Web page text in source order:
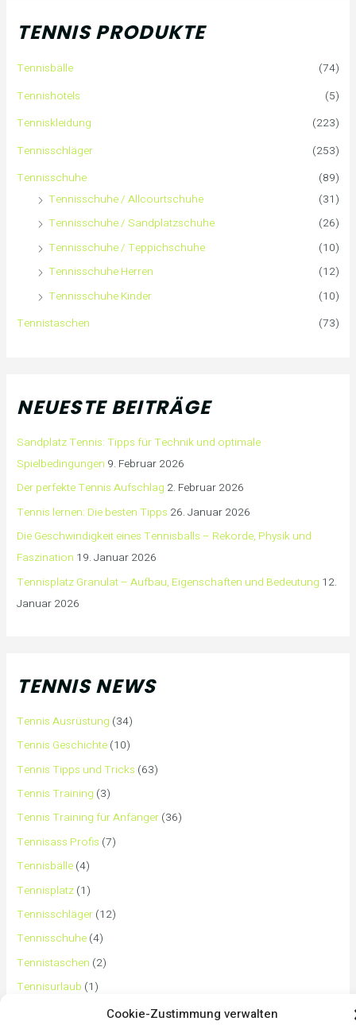
Cookie-Zustimmung verwalten
n
a
c
TENNIS PRODUKTE
Tennisbälle
(74)
Tennishotels
(5)
Tenniskleidung
(223)
Tennisschläger
(253)
Tennisschuhe
(89)
Tennisschuhe / Allcourtschuhe
(31)
Tennisschuhe / Sandplatzschuhe
(26)
Tennisschuhe / Teppichschuhe
(10)
Tennisschuhe Herren
(12)
Tennisschuhe Kinder
(10)
Tennistaschen
(73)
NEUESTE BEITRÄGE
Sandplatz Tennis: Tipps für Technik und optimale
Spielbedingungen 9. Februar 2026
Der perfekte Tennis Aufschlag 2. Februar 2026
Tennis lernen: Die besten Tipps 26. Januar 2026
Die Geschwindigkeit eines Tennisballs – Rekorde, Physik und
Faszination 19. Januar 2026
Tennisplatz Granulat – Aufbau, Eigenschaften und Bedeutung 12.
Januar 2026
TENNIS NEWS
Tennis Ausrüstung (34)
Tennis Geschichte (10)
Tennis Tipps und Tricks (63)
Tennis Training (3)
Tennis Training für Anfänger (36)
Tennisass Profis (7)
Tennisbälle (4)
Tennisplatz (1)
Tennisschläger (12)
Tennisschuhe (4)
Tennistaschen (2)
Tennisurlaub (1)